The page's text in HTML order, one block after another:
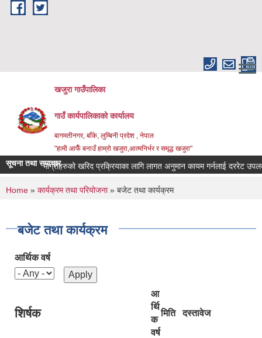
Skip to main content
खजुरा गाउँपालिका
गाउँ कार्यपालिकाको कार्यालय
बागमतीनगर, बाँके, लुम्बिनी प्रदेश , नेपाल
"हामी आफैँ बनाउँ हाम्रो खजुरा,आत्मनिर्भर र समृद्ध खजुरा"
सूचना तथा समाचार
सामाग्रीहरुको खरिद प्रक्रियाका लागि लागत अनुमान कायम गर्नलाई दररेट
You are here
Home » कार्यक्रम तथा परियोजना» बजेट तथा कार्यक्रम
बजेट तथा कार्यक्रम
आर्थिक वर्ष
शिर्षक
आ
र्थि
क
वर्ष
मिति दस्तावेज